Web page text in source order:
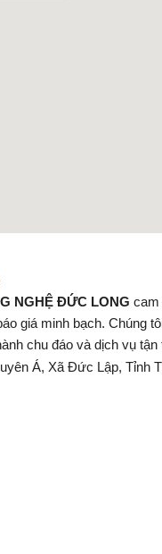
NGHỆ ĐỨC LONG cam
giá minh bạch. Chúng
chu đáo và dịch vụ tận
Á, Xã Đức Lập, Tỉnh